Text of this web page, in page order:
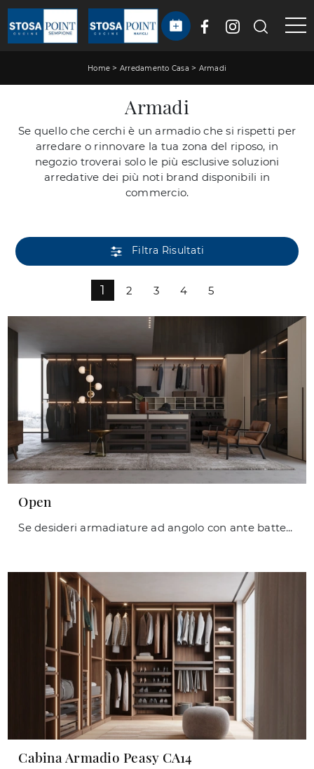
Home > Arredamento Casa > Armadi
Armadi
Se quello che cerchi è un armadio che si rispetti per
arredare o rinnovare la tua zona del riposo, in
negozio troverai solo le più esclusive soluzioni
arredative dei più noti brand disponibili in
commercio.
Filtra Risultati
1 2 3 4 5
Open
Se desideri armadiature ad angolo con ante battenti, clicca e scopri l'armadio Open di Giessegi in vetro.
Cabina Armadio Peasy CA14